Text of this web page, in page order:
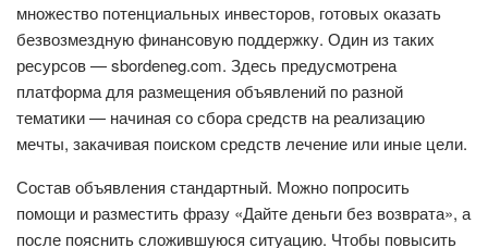
множество потенциальных инвесторов, готовых оказать
безвозмездную финансовую поддержку. Один из таких
ресурсов — sbordeneg.com. Здесь предусмотрена
платформа для размещения объявлений по разной
тематики — начиная со сбора средств на реализацию
мечты, закачивая поиском средств лечение или иные цели.
Состав объявления стандартный. Можно попросить
помощи и разместить фразу «Дайте деньги без возврата», а
после пояснить сложившуюся ситуацию. Чтобы повысить